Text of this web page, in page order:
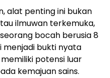
alat penting ini bukan
ilmuwan terkemuka,
bocah berusia 8
menjadi bukti nyata
potensi luar
kemajuan sains.